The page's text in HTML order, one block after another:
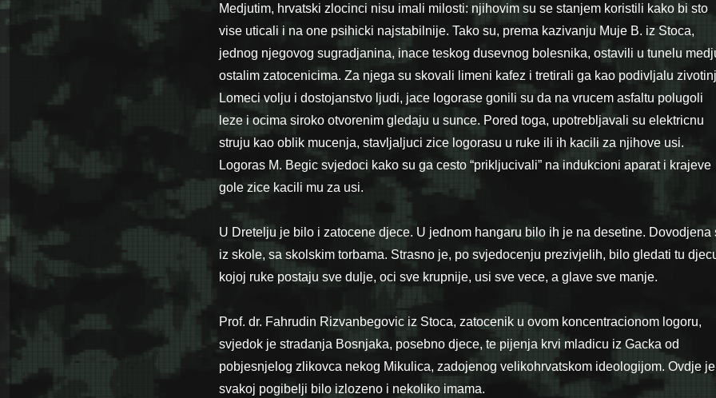
Medjutim, hrvatski zlocinci nisu imali milosti: njihovim su se stanjem koristili kako bi sto
vise uticali i na one psihicki najstabilnije. Tako su, prema kazivanju Muje B. iz Stoca,
jednog njegovog sugradjanina, inace teskog dusevnog bolesnika, ostavili u tunelu
ostalim zatocenicima. Za njega su skovali limeni kafez i tretirali ga kao podivljalu
Lomeci volju i dostojanstvo ljudi, jace logorase gonili su da na vrucem asfaltu polugoli
leze i ocima siroko otvorenim gledaju u sunce. Pored toga, upotrebljavali su elektricnu
struju kao oblik mucenja, stavljaljuci zice logorasu u ruke ili ih kacili za njihove usi.
Logoras M. Begic svjedoci kako su ga cesto “prikljucivali” na indukcioni aparat i krajeve
gole zice kacili mu za usi.
U Dretelju je bilo i zatocene djece. U jednom hangaru bilo ih je na desetine. Dovodjena
iz skole, sa skolskim torbama. Strasno je, po svjedocenju prezivjelih, bilo gledati tu
kojoj ruke postaju sve dulje, oci sve krupnije, usi sve vece, a glave sve manje.
Prof. dr. Fahrudin Rizvanbegovic iz Stoca, zatocenik u ovom koncentracionom logoru,
svjedok je stradanja Bosnjaka, posebno djece, te pijenja krvi mladicu iz Gacka od
pobjesnjelog zlikovca nekog Mikulica, zadojenog velikohrvatskom ideologijom. Ovdje je
svakoj pogibelji bilo izlozeno i nekoliko imama.